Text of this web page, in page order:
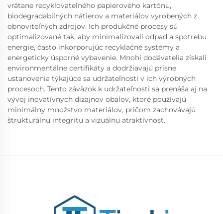
vrátane recyklovateľného papierového kartónu,
biodegradabilných nátierov a materiálov vyrobených z
obnoviteľných zdrojov. Ich produkčné procesy sú
optimalizované tak, aby minimalizovali odpad a spotrebu
energie, často inkorporujúc recyklačné systémy a
energeticky úsporné vybavenie. Mnohí dodávatelia získali
environmentálne certifikáty a dodržiavajú prísne
ustanovenia týkajúce sa udržateľnosti v ich výrobných
procesoch. Tento záväzok k udržateľnosti sa prenáša aj na
vývoj inovatívnych dizajnov obalov, ktoré používajú
minimálny množstvo materiálov, pričom zachovávajú
štrukturálnu integritu a vizuálnu atraktívnosť.